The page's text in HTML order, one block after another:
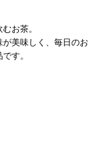
お茶。
美味しく、毎日のお
す。